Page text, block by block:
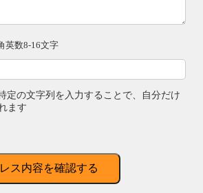
英数8-16文字
定の文字列を入力することで、自分だけ
ます
レス内容を確認する